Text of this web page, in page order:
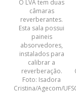
O LVA tem duas
câmaras
reverberantes.
Esta sala possui
paineis
absorvedores,
instalados para
calibrar a
reverberação.
Foto: Isadora
Cristina/Agecom/